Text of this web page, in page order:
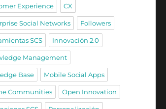
Experience CX
Social Networks Followers
SCS Innovación 2.0
Management
Base Mobile Social Apps
Communities Open Innovation